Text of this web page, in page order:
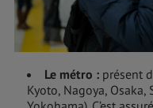
Le métro : présent
Kyoto, Nagoya, Osaka,